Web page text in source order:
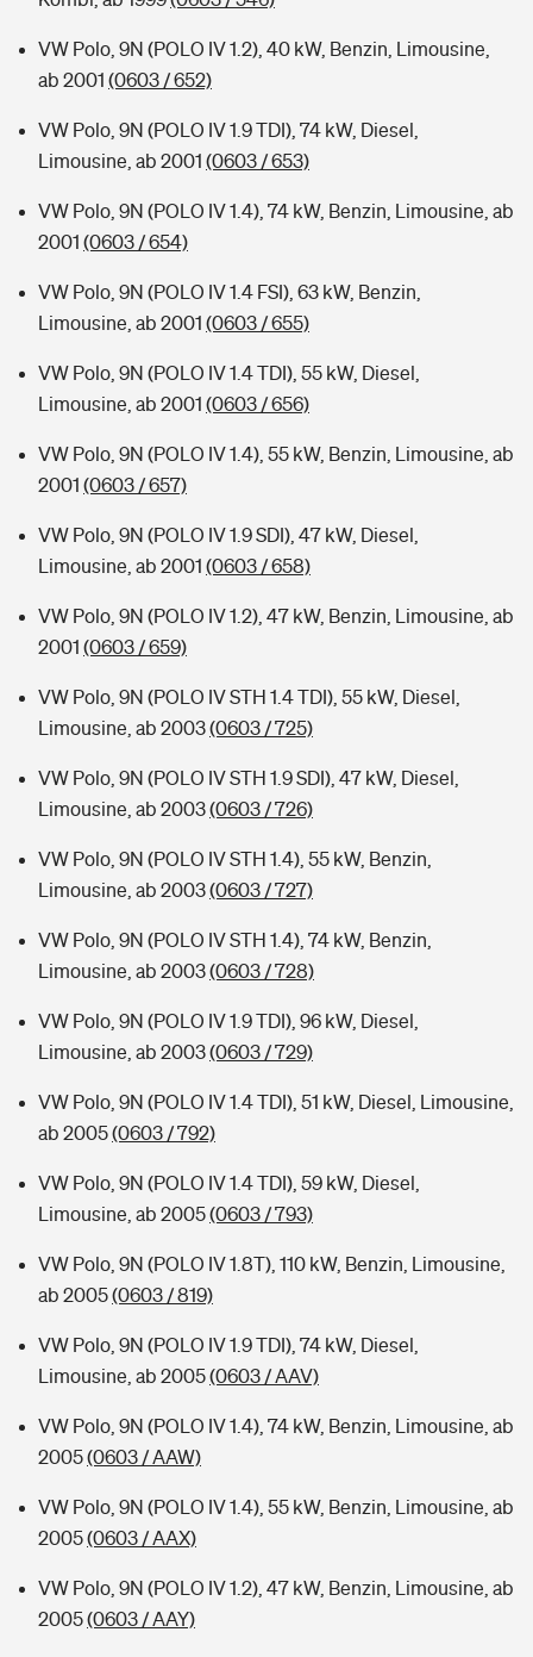
VW Polo, 9N (POLO IV 1.2), 40 kW, Benzin, Limousine,
ab 2001 (0603 / 652)
VW Polo, 9N (POLO IV 1.9 TDI), 74 kW, Diesel,
Limousine, ab 2001 (0603 / 653)
VW Polo, 9N (POLO IV 1.4), 74 kW, Benzin, Limousine, ab
2001 (0603 / 654)
VW Polo, 9N (POLO IV 1.4 FSI), 63 kW, Benzin,
Limousine, ab 2001 (0603 / 655)
VW Polo, 9N (POLO IV 1.4 TDI), 55 kW, Diesel,
Limousine, ab 2001 (0603 / 656)
VW Polo, 9N (POLO IV 1.4), 55 kW, Benzin, Limousine, ab
2001 (0603 / 657)
VW Polo, 9N (POLO IV 1.9 SDI), 47 kW, Diesel,
Limousine, ab 2001 (0603 / 658)
VW Polo, 9N (POLO IV 1.2), 47 kW, Benzin, Limousine, ab
2001 (0603 / 659)
VW Polo, 9N (POLO IV STH 1.4 TDI), 55 kW, Diesel,
Limousine, ab 2003(0603 / 725)
VW Polo, 9N (POLO IV STH 1.9 SDI), 47 kW, Diesel,
Limousine, ab 2003(0603 / 726)
VW Polo, 9N (POLO IV STH 1.4), 55 kW, Benzin,
Limousine, ab 2003(0603 / 727)
VW Polo, 9N (POLO IV STH 1.4), 74 kW, Benzin,
Limousine, ab 2003(0603 / 728)
VW Polo, 9N (POLO IV 1.9 TDI), 96 kW, Diesel,
Limousine, ab 2003(0603 / 729)
VW Polo, 9N (POLO IV 1.4 TDI), 51 kW, Diesel, Limousine,
ab 2005(0603 / 792)
VW Polo, 9N (POLO IV 1.4 TDI), 59 kW, Diesel,
Limousine, ab 2005(0603 / 793)
VW Polo, 9N (POLO IV 1.8T), 110 kW, Benzin, Limousine,
ab 2005(0603 / 819)
VW Polo, 9N (POLO IV 1.9 TDI), 74 kW, Diesel,
Limousine, ab 2005(0603 / AAV)
VW Polo, 9N (POLO IV 1.4), 74 kW, Benzin, Limousine, ab
2005(0603 / AAW)
VW Polo, 9N (POLO IV 1.4), 55 kW, Benzin, Limousine, ab
2005(0603 / AAX)
VW Polo, 9N (POLO IV 1.2), 47 kW, Benzin, Limousine, ab
2005(0603 / AAY)